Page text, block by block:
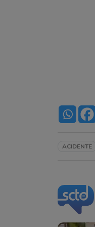
ACIDENTE